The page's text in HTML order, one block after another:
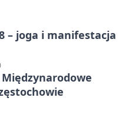
– joga i manifestacja